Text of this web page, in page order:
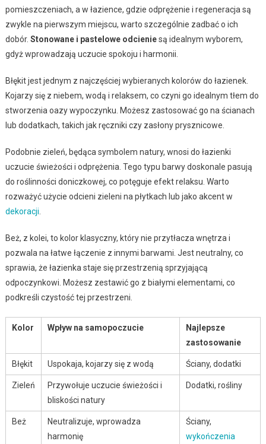
pomieszczeniach, a w łazience, gdzie odprężenie i regeneracja są
zwykle na pierwszym miejscu, warto szczególnie zadbać o ich
dobór. Stonowane i pastelowe odcieniesą idealnym wyborem,
gdyż wprowadzają uczucie spokoju i harmonii.
Błękit jest jednym z najczęściej wybieranych kolorów do łazienek.
Kojarzy się z niebem, wodą i relaksem, co czyni go idealnym tłem do
stworzenia oazy wypoczynku. Możesz zastosować go na ścianach
lub dodatkach, takich jak ręczniki czy zasłony prysznicowe.
Podobnie zieleń, będąca symbolem natury, wnosi do łazienki
uczucie świeżości i odprężenia. Tego typu barwy doskonale pasują
do roślinności doniczkowej, co potęguje efekt relaksu. Warto
rozważyć użycie odcieni zieleni na płytkach lub jako akcent w
dekoracji
Beż, z kolei, to kolor klasyczny, który nie przytłacza wnętrza i
pozwala na łatwe łączenie z innymi barwami. Jest neutralny, co
sprawia, że łazienka staje się przestrzenią sprzyjającą
odpoczynkowi. Możesz zestawić go z białymi elementami, co
podkreśli czystość tej przestrzeni.
Kolor Wpływ na samopoczucie
Najlepsze
zastosowanie
Błękit Uspokaja, kojarzy się z wodą Ściany, dodatki
Zieleń
Przywołuje uczucie świeżości i
bliskości natury
Dodatki, rośliny
Beż
Neutralizuje, wprowadza
harmonię
Ściany,
wykończenia